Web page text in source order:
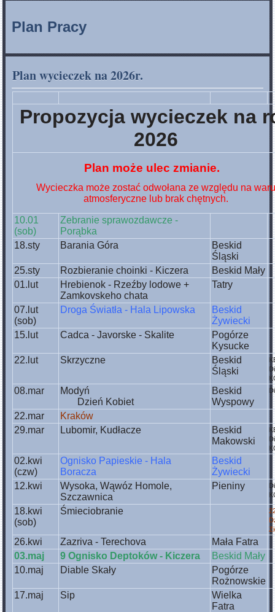
Plan Pracy
Plan wycieczek na 2026r.
Propozycja wycieczek na
2026
Plan może ulec zmianie.
Wycieczka może zostać odwołana ze względu na
atmosferyczne lub brak chętnych.
10.01
(sob)
Zebranie sprawozdawcze -
Porąbka
18.sty
Barania Góra
Beskid
Śląski
25.sty
Rozbieranie choinki - Kiczera
Beskid Mały
01.lut
Hrebienok - Rzeźby lodowe +
Zamkovskeho chata
Tatry
07.lut
(sob)
Droga Światła - Hala Lipowska
Beskid
Żywiecki
15.lut
Cadca - Javorske - Skalite
Pogórze
Kysucke
22.lut
Skrzyczne
Beskid
Śląski
08.mar
Modyń
Dzień Kobiet
Beskid
Wyspowy
22.mar
Kraków
29.mar
Lubomir, Kudłacze
Beskid
Makowski
02.kwi
(czw)
Ognisko Papieskie - Hala
Boracza
Beskid
Żywiecki
12.kwi
Wysoka, Wąwóz Homole,
Szczawnica
Pieniny
18.kwi
(sob)
Śmieciobranie
26.kwi Zazriva - Terechova
Mała Fatra
03.maj
9 Ognisko Deptoków - Kiczera
Beskid Mały
10.maj
Diable Skały
Pogórze
Rożnowskie
17.maj
Sip
Wielka
Fatra